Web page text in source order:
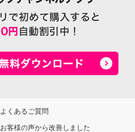
よくあるご質問
お客様の声から改善しました